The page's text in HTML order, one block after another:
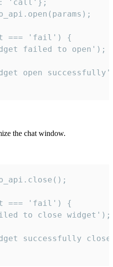
'call'};
=== 'fail') {
failed to open');
open
the chat window.
=== 'fail') {
to close widget');
successfully